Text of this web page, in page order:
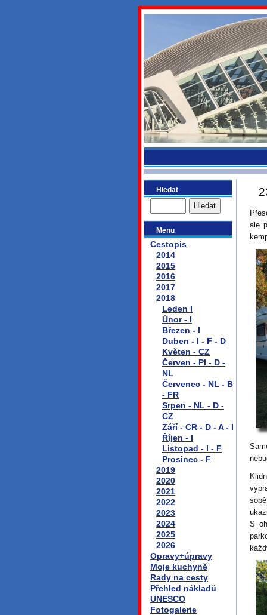
Hledat
Menu
Cestopis
2014
2015
2016
2017
2018
Leden I
Únor - I
Březen - I
Duben - I - F - D
Květen - CZ
Červen - Pl - D -
NL
Červenec - NL - B
- FR
Srpen - NL - D -
CZ
Září - CR - D - A - I
Říjen - I
Listopad - I - F
Prosinec - F
2019
2020
2021
2022
2023
2024
2025
2026
Opravy+úpravy
Moje kuchyně
Rady na cesty
Přehled nákladů
UNESCO
Fotogalerie
ale
S